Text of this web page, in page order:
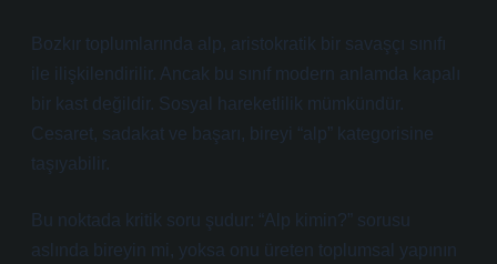
Bozkır toplumlarında alp, aristokratik bir savaşçı sınıfı
ile ilişkilendirilir. Ancak bu sınıf modern anlamda kapalı
bir kast değildir. Sosyal hareketlilik mümkündür.
Cesaret, sadakat ve başarı, bireyi “alp” kategorisine
taşıyabilir.
Bu noktada kritik soru şudur: “Alp kimin?” sorusu
aslında bireyin mi, yoksa onu üreten toplumsal yapının